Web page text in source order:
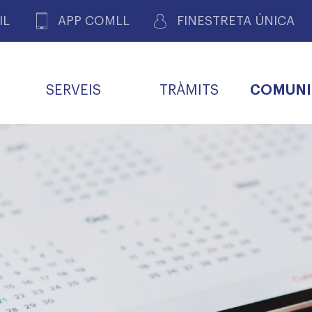
APP COMLL FINESTRETA ÚNICA
SERVEIS TRÀMITS
DE GOVERNI NOVES
BORSA DE FEINA
SERVEIS PER A LES
FAMÍLIES I LA LLAR
FARMACÈUTIQUES
R
COL·LEGIAT
TALONARIS
Metges
Assistència